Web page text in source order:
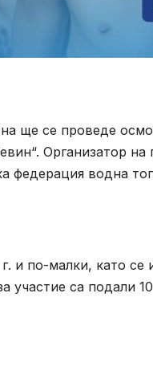
ще се проведе
Организатор на
федерация водна
и по-малки, като
участие са подали